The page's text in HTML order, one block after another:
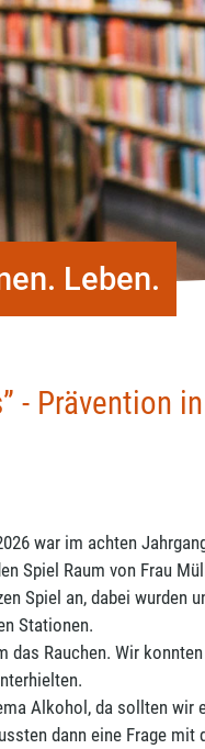
Leben.
- Prävention
war im achten
Spiel Raum von Frau
Spiel an, dabei
Stationen.
das Rauchen. Wir
Alkohol, da sollten
dann eine Frage